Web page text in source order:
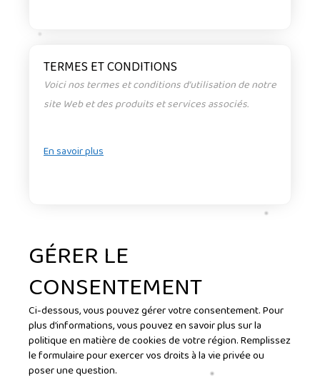
TERMES ET CONDITIONS
Voici nos termes et conditions d’utilisation de notre
site Web et des produits et services associés.
En savoir plus
GÉRER LE
CONSENTEMENT
Ci-dessous, vous pouvez gérer votre consentement. Pour
plus d’informations, vous pouvez en savoir plus sur la
politique en matière de cookies de votre région. Remplissez
le formulaire pour exercer vos droits à la vie privée ou
poser une question.